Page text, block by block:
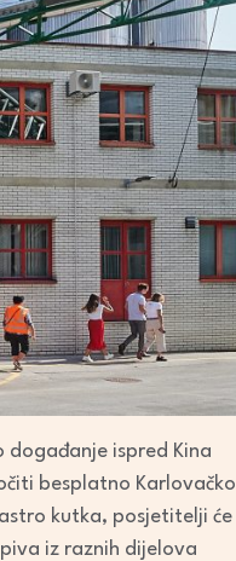
ispred Kina
besplatno Karlovačko
kutka, posjetitelji će
iz raznih dijelova